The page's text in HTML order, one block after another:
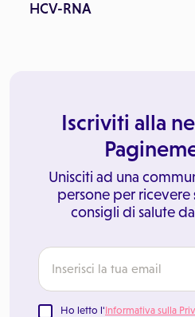
HCV-RNA
Iscriviti alla
Unisciti ad una
persone per ricevere
consigli di salute
Ho letto l'Informativa sulla